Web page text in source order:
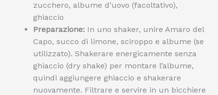
zucchero, albume d’uovo (facoltativo),
ghiaccio
Preparazione: In uno shaker, unire Amaro del
Capo, succo di limone, sciroppo e albume (se
utilizzato). Shakerare energicamente senza
ghiaccio (dry shake) per montare l’albume,
quindi aggiungere ghiaccio e shakerare
nuovamente. Filtrare e servire in un bicchiere